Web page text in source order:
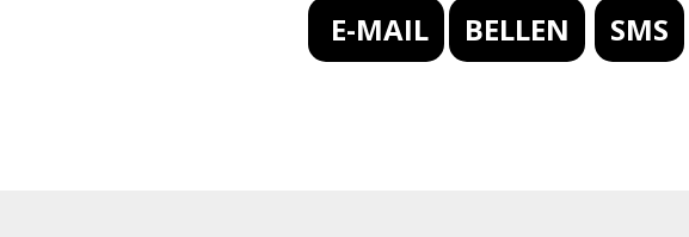
E-MAIL BELLEN SMS